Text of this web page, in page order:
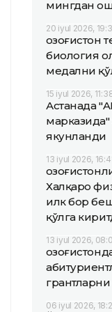
мингдан
20 iyul 2026,
Қозоғистон
биология
медални
15 iyul 2026,
Астанада
марказида"
якунланди
13 iyul 2026,
Халқаро
илк бор
қўлга
13 iyul 2026,
06 iyul 2026,